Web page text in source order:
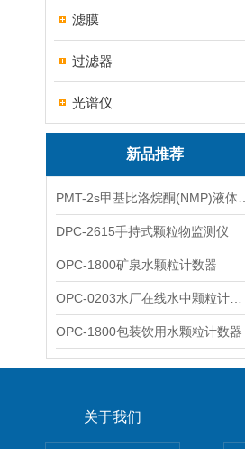
滤膜
过滤器
光谱仪
新品推荐
DPC-2615手持式颗粒物监测仪
OPC-1800矿泉水颗粒计数器
OPC-1800包装饮用水颗粒计数器
关于我们